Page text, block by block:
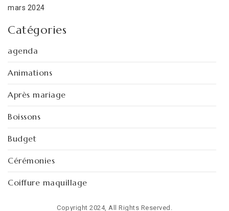
mars 2024
Catégories
agenda
Animations
Après mariage
Boissons
Budget
Cérémonies
Coiffure maquillage
Copyright 2024, All Rights Reserved.